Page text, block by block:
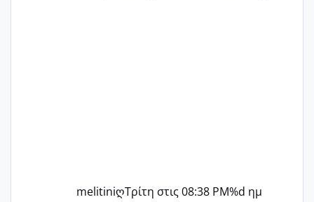
melitiniღΤρίτη στις 08:38 PM%d ημ